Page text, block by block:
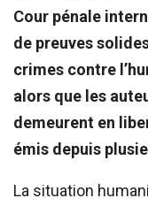
Cour pénale
de preuves
crimes contre
alors que les
demeurent en
émis depuis
La situation